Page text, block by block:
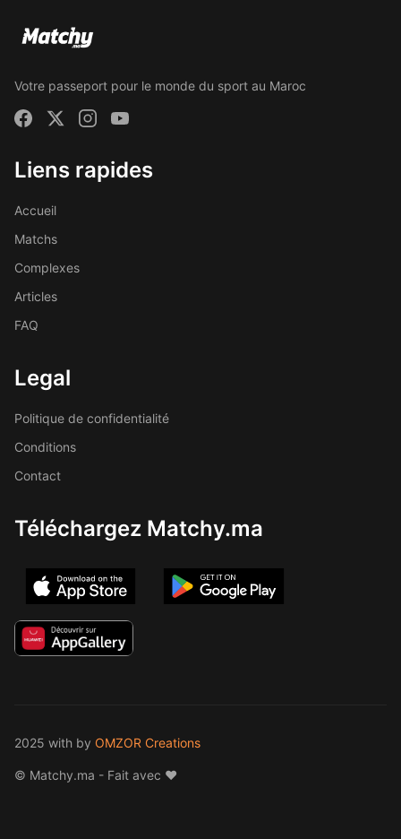
Votre passeport pour le monde du sport au Maroc
Liens rapides
Accueil
Matchs
Complexes
Articles
FAQ
Legal
Politique de confidentialité
Conditions
Contact
Téléchargez Matchy.ma
2025 with by OMZOR Creations
© Matchy.ma - Fait avec ❤️